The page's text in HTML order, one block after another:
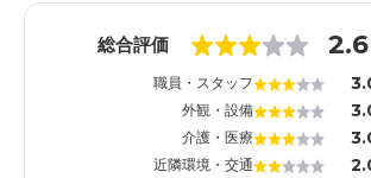
総合評価 2.6
職員・スタッフ
外観・設備
介護・医療
近隣環境・交通